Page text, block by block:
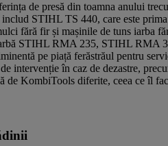
de presă din toamna anului
STIHL TS 440, care este
fără fir și mașinile de tuns iarba
STIHL RMA 235, STIHL
pe piață ferăstrăul pentru
intervenție în caz de dezastre,
de KombiTools diferite, ceea ce îl